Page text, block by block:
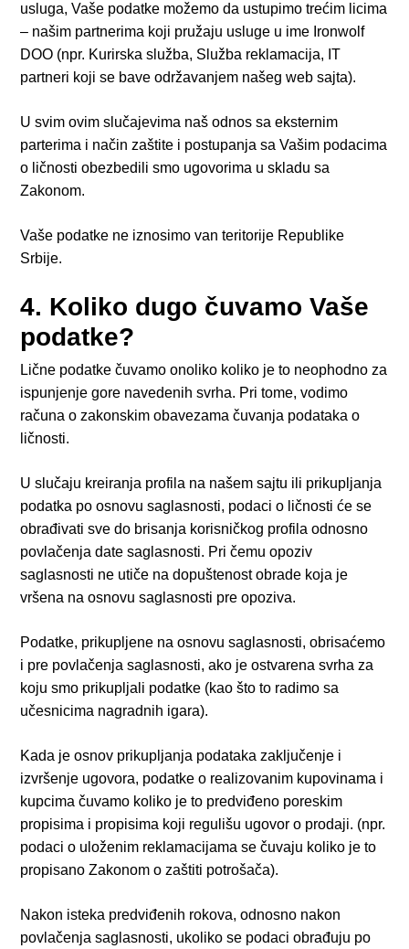
usluga, Vaše podatke možemo da ustupimo trećim licima
– našim partnerima koji pružaju usluge u ime Ironwolf
DOO (npr. Kurirska služba, Služba reklamacija, IT
partneri koji se bave održavanjem našeg web sajta).
U svim ovim slučajevima naš odnos sa eksternim
parterima i način zaštite i postupanja sa Vašim podacima
o ličnosti obezbedili smo ugovorima u skladu sa
Zakonom.
Vaše podatke ne iznosimo van teritorije Republike
Srbije.
4. Koliko dugo čuvamo Vaše
podatke?
Lične podatke čuvamo onoliko koliko je to neophodno za
ispunjenje gore navedenih svrha. Pri tome, vodimo
računa o zakonskim obavezama čuvanja podataka o
ličnosti.
U slučaju kreiranja profila na našem sajtu ili prikupljanja
podatka po osnovu saglasnosti, podaci o ličnosti će se
obrađivati sve do brisanja korisničkog profila odnosno
povlačenja date saglasnosti. Pri čemu opoziv
saglasnosti ne utiče na dopuštenost obrade koja je
vršena na osnovu saglasnosti pre opoziva.
Podatke, prikupljene na osnovu saglasnosti, obrisaćemo
i pre povlačenja saglasnosti, ako je ostvarena svrha za
koju smo prikupljali podatke (kao što to radimo sa
učesnicima nagradnih igara).
Kada je osnov prikupljanja podataka zaključenje i
izvršenje ugovora, podatke o realizovanim kupovinama i
kupcima čuvamo koliko je to predviđeno poreskim
propisima i propisima koji regulišu ugovor o prodaji. (npr.
podaci o uloženim reklamacijama se čuvaju koliko je to
propisano Zakonom o zaštiti potrošača).
Nakon isteka predviđenih rokova, odnosno nakon
povlačenja saglasnosti, ukoliko se podaci obrađuju po